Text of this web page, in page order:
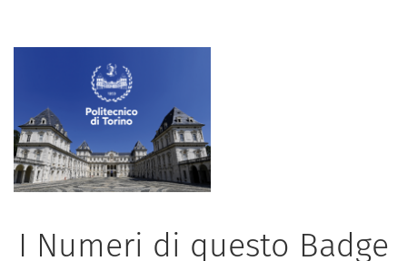
I Numeri di questo Badge